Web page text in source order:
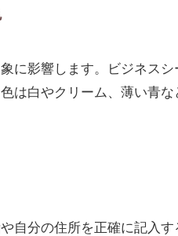
に影響します。ビジネス
は白やクリーム、薄い青
自分の住所を正確に記入